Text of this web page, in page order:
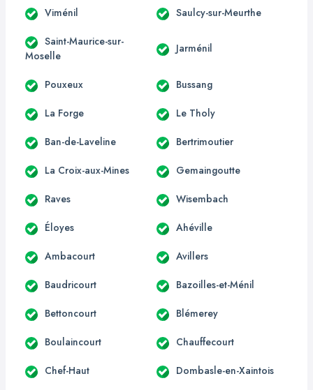
Viménil Saulcy-sur-Meurthe
Saint-Maurice-sur-
Moselle
Jarménil
Pouxeux Bussang
La Forge Le Tholy
Ban-de-Laveline Bertrimoutier
La Croix-aux-Mines Gemaingoutte
Raves Wisembach
Éloyes Ahéville
Ambacourt Avillers
Baudricourt Bazoilles-et-Ménil
Bettoncourt Blémerey
Boulaincourt Chauffecourt
Chef-Haut Dombasle-en-Xaintois